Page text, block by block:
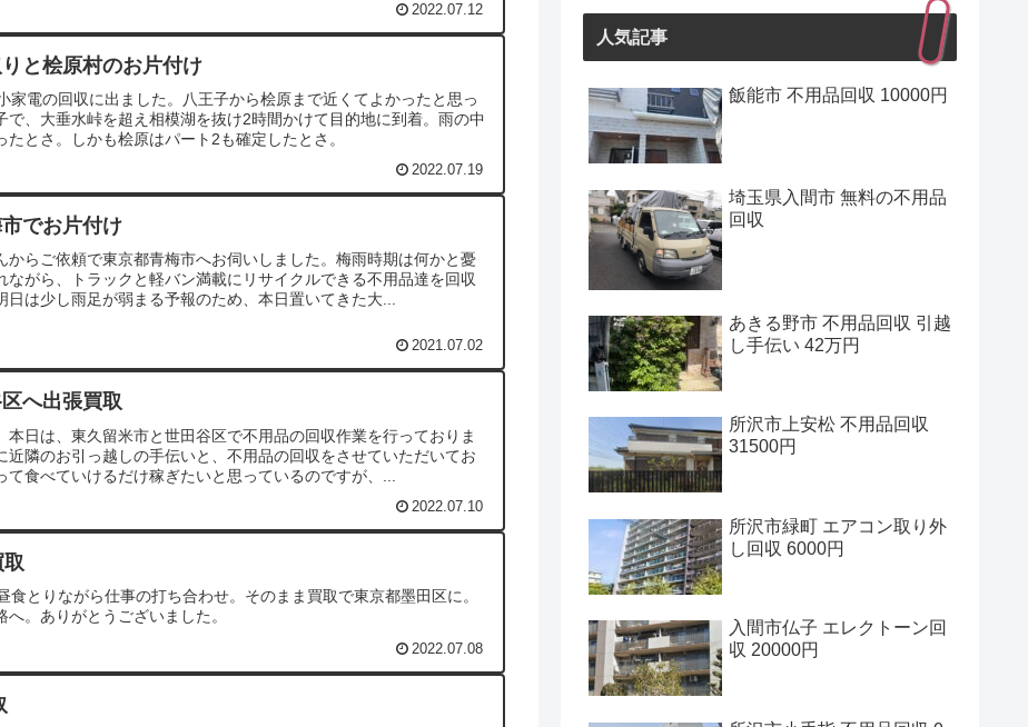
2022.07.12
と桧原村のお片付け
家電の回収に出ました。八王子から桧原まで近くてよかったと思っ
で、大垂水峠を超え相模湖を抜け2時間かけて目的地に到着。雨の中
たとさ。しかも桧原はパート2も確定したとさ。
2022.07.19
でお片付け
からご依頼で東京都青梅市へお伺いしました。梅雨時期は何かと憂
ながら、トラックと軽バン満載にリサイクルできる不用品達を回収
日は少し雨足が弱まる予報のため、本日置いてきた大...
2021.07.02
へ出張買取
本日は、東久留米市と世田谷区で不用品の回収作業を行っておりま
近隣のお引っ越しの手伝いと、不用品の回収をさせていただいてお
て食べていけるだけ稼ぎたいと思っているのですが、...
2022.07.10
食とりながら仕事の打ち合わせ。そのまま買取で東京都墨田区に。
。ありがとうございました。
2022.07.08
人気記事
飯能市 不用品回収 10000円
埼玉県入間市 無料の不用品
回収
あきる野市 不用品回収 引越
し手伝い 42万円
所沢市上安松 不用品回収
31500円
所沢市緑町 エアコン取り外
し回収 6000円
入間市仏子 エレクトーン回
収 20000円